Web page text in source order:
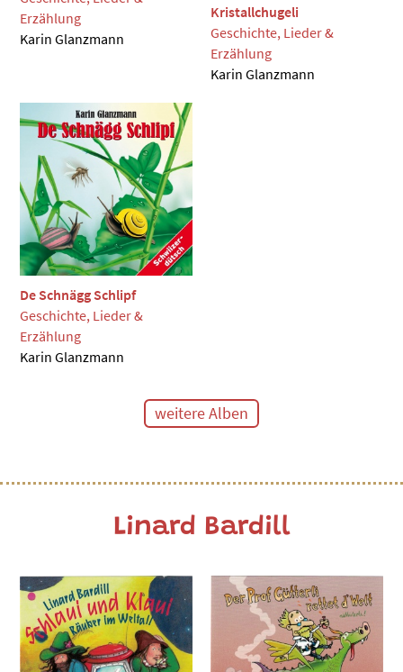
Erzählung
Karin Glanzmann
Kristallchugeli
Geschichte, Lieder &
Erzählung
Karin Glanzmann
De Schnägg Schlipf
Geschichte, Lieder &
Erzählung
Karin Glanzmann
weitere Alben
Linard Bardill